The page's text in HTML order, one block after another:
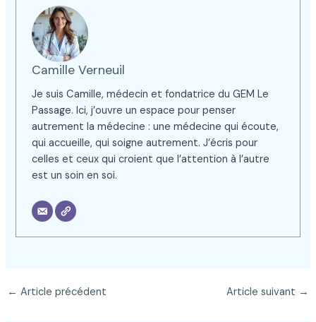
Camille Verneuil
Je suis Camille, médecin et fondatrice du GEM Le
Passage. Ici, j’ouvre un espace pour penser
autrement la médecine : une médecine qui écoute,
qui accueille, qui soigne autrement. J’écris pour
celles et ceux qui croient que l’attention à l’autre
est un soin en soi.
← Article précédent Article suivant →